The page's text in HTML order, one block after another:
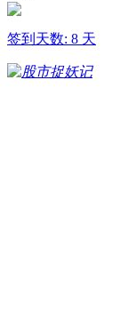
签到天数: 8 天